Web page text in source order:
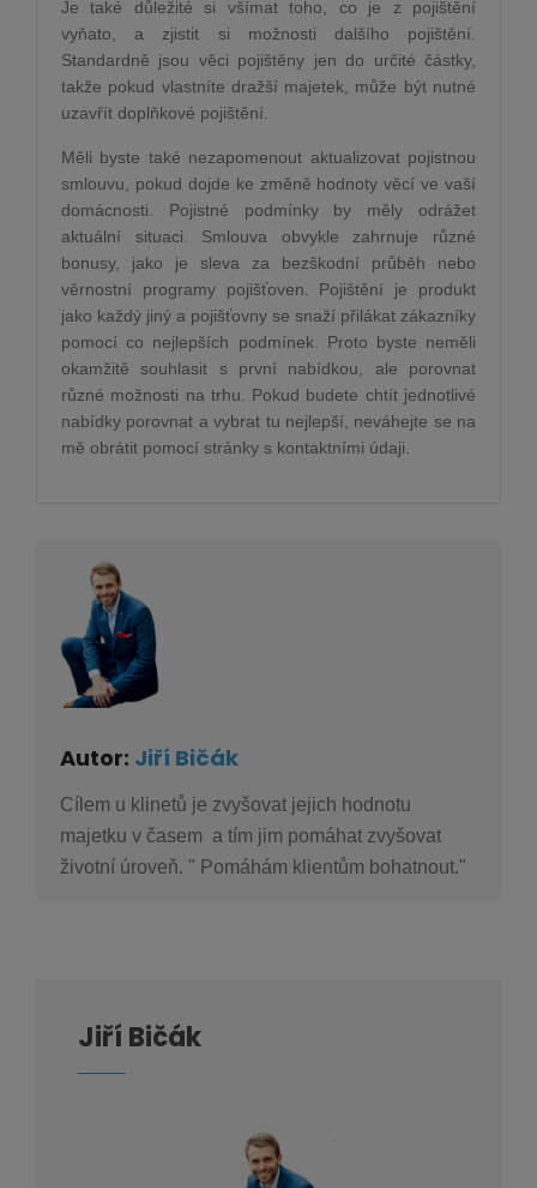
Je také důležité si všímat toho, co je z pojištění
vyňato, a zjistit si možnosti dalšího pojištění.
Standardně jsou věci pojištěny jen do určité částky,
takže pokud vlastníte dražší majetek, může být nutné
uzavřít doplňkové pojištění.
Měli byste také nezapomenout aktualizovat pojistnou
smlouvu, pokud dojde ke změně hodnoty věcí ve vaší
domácnosti. Pojistné podmínky by měly odrážet
aktuální situaci. Smlouva obvykle zahrnuje různé
bonusy, jako je sleva za bezškodní průběh nebo
věrnostní programy pojišťoven. Pojištění je produkt
jako každý jiný a pojišťovny se snaží přilákat zákazníky
pomocí co nejlepších podmínek. Proto byste neměli
okamžitě souhlasit s první nabídkou, ale porovnat
různé možnosti na trhu. Pokud budete chtít jednotlivé
nabídky porovnat a vybrat tu nejlepší, neváhejte se na
mě obrátit pomocí stránky s kontaktními údaji.
Autor: Jiří Bičák
Cílem u klinetů je zvyšovat jejich hodnotu
majetku v časem a tím jim pomáhat zvyšovat
životní úroveň. " Pomáhám klientům bohatnout."
Jiří Bičák